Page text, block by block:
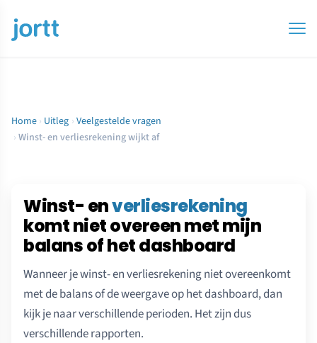
Home › Uitleg › Veelgestelde vragen
› Winst- en verliesrekening wijkt af
Winst- enverliesrekening
komt niet overeen met mijn
balans of het dashboard
Wanneer je winst- en verliesrekening niet overeenkomt
met de balans of de weergave op het dashboard, dan
kijk je naar verschillende perioden. Het zijn dus
verschillende rapporten.